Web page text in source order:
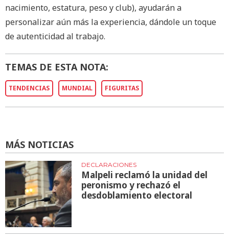
nacimiento, estatura, peso y club), ayudarán a
personalizar aún más la experiencia, dándole un toque
de autenticidad al trabajo.
TEMAS DE ESTA NOTA:
TENDENCIAS MUNDIAL FIGURITAS
MÁS NOTICIAS
DECLARACIONES
Malpeli reclamó la unidad del
peronismo y rechazó el
desdoblamiento electoral